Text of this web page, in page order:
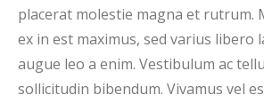
placerat molestie magna et rutrum.
ex in est maximus, sed varius libero
augue leo a enim. Vestibulum ac
sollicitudin bibendum. Vivamus vel